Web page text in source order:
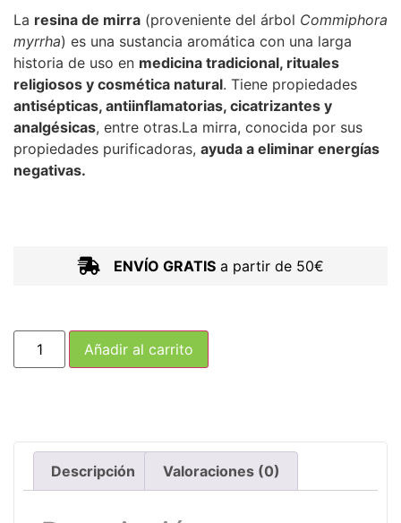
La resina de mirra (proveniente del árbol Commiphora
myrrha) es una sustancia aromática con una larga
historia de uso en medicina tradicional, rituales
religiosos y cosmética natural. Tiene propiedades
antisépticas, antiinflamatorias, cicatrizantes y
analgésicas, entre otras.La mirra, conocida por sus
propiedades purificadoras, ayuda a eliminar energías
negativas.
ENVÍO GRATISa partir de 50€
Añadir al carrito
Descripción Valoraciones (0)